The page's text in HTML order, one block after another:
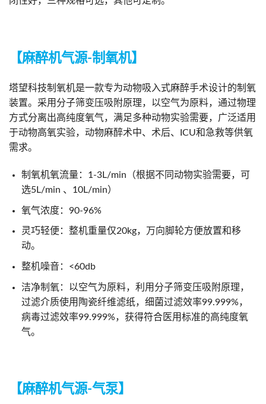
【麻醉机气源-制氧机】
塔望科技制氧机是一款专为动物吸入式麻醉手术设计的制氧
装置。采用分子筛变压吸附原理，以空气为原料，通过物理
方式分离出高纯度氧气，满足多种动物实验需要，广泛适用
于动物高氧实验，动物麻醉术中、术后、ICU和急救等供氧
需求。
制氧机氧流量：1-3L/min（根据不同动物实验需要，可
选5L/min 、10L/min）
氧气浓度：90-96%
灵巧轻便：整机重量仅20kg，万向脚轮方便放置和移
动。
整机噪音：<60db
洁净制氧：以空气为原料，利用分子筛变压吸附原理，
过滤介质使用陶瓷纤维滤纸，细菌过滤效率99.999%，
病毒过滤效率99.999%，获得符合医用标准的高纯度氧
气。
【麻醉机气源-气泵】